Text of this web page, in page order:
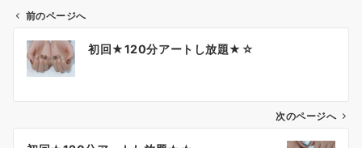
前のページへ
初回★120分アートし放題★☆
次のページへ